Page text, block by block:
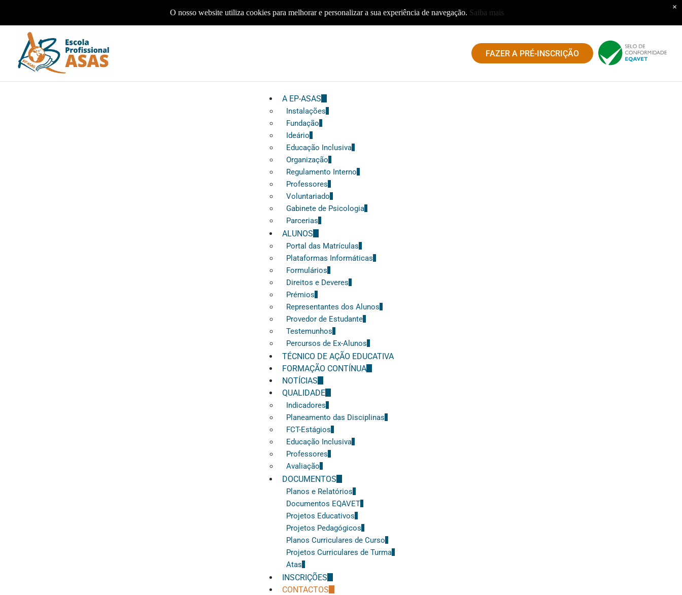
FAZER A PRÉ-INSCRIÇÃO
A EP-ASAS
Instalações
Fundação
Ideário
Educação Inclusiva
Organização
Regulamento Interno
Professores
Voluntariado
Gabinete de Psicologia
Parcerias
ALUNOS
Portal das Matrículas
Plataformas Informáticas
Formulários
Direitos e Deveres
Prémios
Representantes dos Alunos
Provedor de Estudante
Testemunhos
Percursos de Ex-Alunos
TÉCNICO DE AÇÃO EDUCATIVA
FORMAÇÃO CONTÍNUA
NOTÍCIAS
QUALIDADE
Indicadores
Planeamento das Disciplinas
FCT-Estágios
Educação Inclusiva
Professores
Avaliação
DOCUMENTOS
Planos e Relatórios
Documentos EQAVET
Projetos Educativos
Projetos Pedagógicos
Planos Curriculares de Curso
Projetos Curriculares de Turma
Atas
INSCRIÇÕES
CONTACTOS
O nosso website utiliza cookies para melhorar e personalizar a sua experiência de navegação. Saiba mais
×